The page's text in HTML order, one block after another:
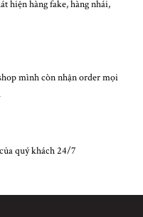
hiện hàng fake, hàng nhái,
mình còn nhận order mọi
quý khách 24/7